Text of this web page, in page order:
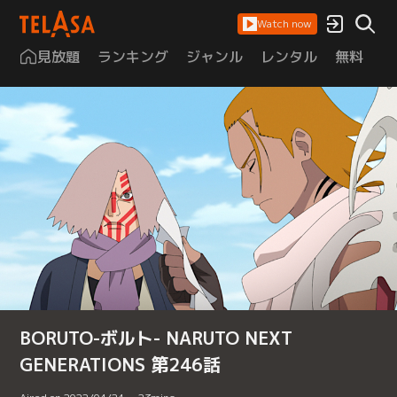
Watch now
見放題 ランキング ジャンル レンタル 無料
BORUTO-ボルト- NARUTO NEXT
GENERATIONS 第246話